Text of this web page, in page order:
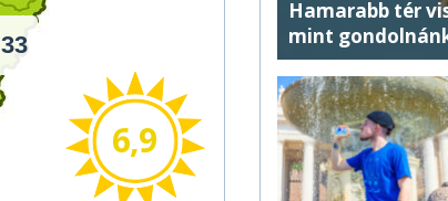
33
6,9
Hamarabb tér
mint